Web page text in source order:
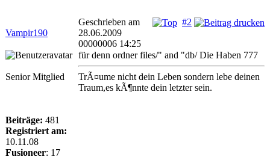
Vampir190
#2
Geschrieben am
28.06.2009
00000006 14:25
Senior Mitglied
Beiträge: 481
Registriert am:
10.11.08
Fusioneer: 17
für denn ordner files/" and "db/ Die Haben 777
TrÃ¤ume nicht dein Leben sondern lebe deinen
Traum,es kÃ¶nnte dein letzter sein.